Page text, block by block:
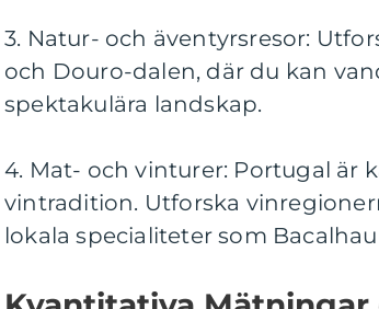
3. Natur- och äventyrsresor:
och Douro-dalen, där du kan
spektakulära landskap.
4. Mat- och vinturer: Portugal är
vintradition. Utforska
lokala specialiteter som